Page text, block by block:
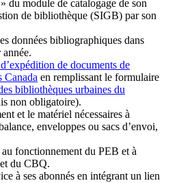
du module de catalogage de son
de bibliothèque (SIGB) par son
données bibliographiques dans
de documents de
Canada en remplissant le formulaire
bibliothèques urbaines du
non obligatoire).
et le matériel nécessaires à
enveloppes ou sacs d’envoi,
fonctionnement du PEB et à
du CBQ.
à ses abonnés en intégrant un lien